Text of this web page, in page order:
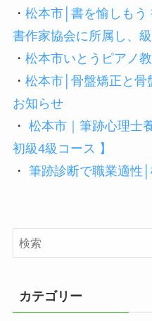
・ 松本市│書を愉しもう
書作家協会に所属し、
・ 松本市いとうピアノ
・ 松本市│骨盤矯正と骨
お知らせ
・ 松本市｜筆跡心理士
初級4級コース 】
・ 筆跡診断で職業適性
カテゴリー